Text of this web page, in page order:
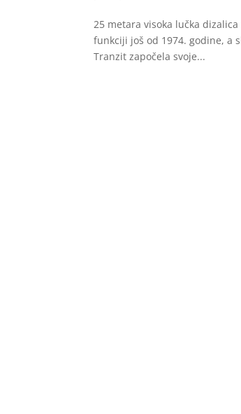
25 metara visoka lučka
funkciji još od 1974. godine, a
Tranzit započela svoje...